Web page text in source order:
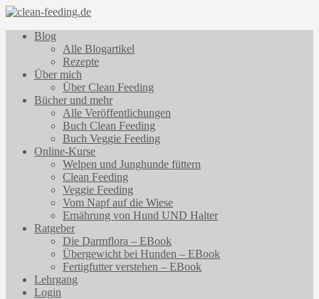
Blog
Alle Blogartikel
Rezepte
Über mich
Über Clean Feeding
Bücher und mehr
Alle Veröffentlichungen
Buch Clean Feeding
Buch Veggie Feeding
Online-Kurse
Welpen und Junghunde füttern
Clean Feeding
Veggie Feeding
Vom Napf auf die Wiese
Ernährung von Hund UND Halter
Ratgeber
Die Darmflora – EBook
Übergewicht bei Hunden – EBook
Fertigfutter verstehen – EBook
Lehrgang
Login